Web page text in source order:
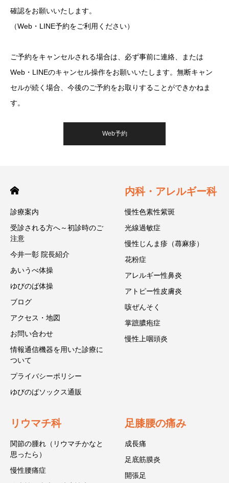
確認をお願いいたします。
（Web・LINE予約をご利用ください）
ご予約をキャンセルされる場合は、必ず事前に連絡、または
Web・LINEのキャンセル操作をお願いいたします。無断キャン
セルが続く場合、今後のご予約をお取りすることができかねま
す。
Web予約
診療案内
受診される方へ～初診時のご
注意
今井一彰 院長紹介
あいうべ体操
ゆびのば体操
ブログ
アクセス・地図
お問い合わせ
情報通信機器を用いた診療に
ついて
プライバシーポリシー
ゆびのばソックス通販
内科・アレルギー科
慢性色素性紫斑
光線過敏症
慢性じんま疹（蕁麻疹）
花粉症
アレルギー性鼻炎
アトピー性皮膚炎
咳ぜんそく
掌蹠膿疱症
慢性上咽頭炎
リウマチ科
関節の腫れ（リウマチかなと
思ったら）
慢性腰痛症
足膝腰の痛み
成長痛
足底筋膜炎
開張足